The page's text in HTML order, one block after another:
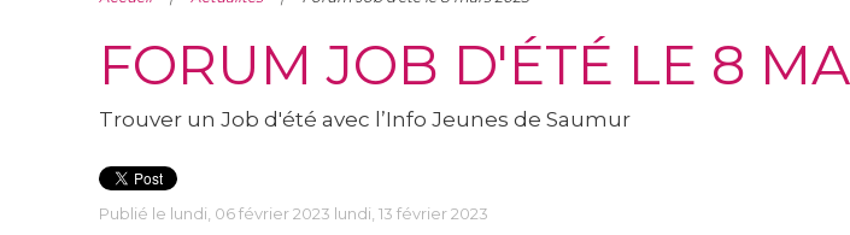
FORUM JOB D'ÉTÉ LE 8
Trouver un Job d'été avec l’Info Jeunes de Saumur
Publié le lundi, 06 février 2023 lundi, 13 février 2023